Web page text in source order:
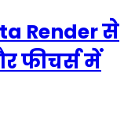
Render से
फीचर्स में